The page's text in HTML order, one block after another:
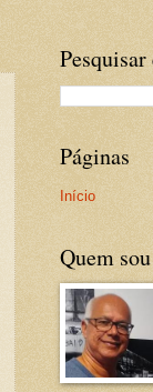
Páginas
Início
Quem